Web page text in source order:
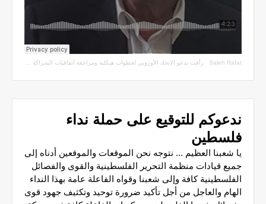
Saleh Rafat
· رأفت يدعو الاتحاد الأوروبي لخطوات هيكلية ومراجعة اتفاقيات الشراكة مع سلطة الاحتلال